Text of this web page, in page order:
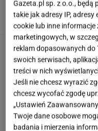
Gazeta.pl sp. z o.o., będą
takie jak adresy IP,
cookie lub inne
marketingowych, w
reklam dopasowanych do
swoich serwisach,
treści w nich
Jeśli nie chcesz wyrazić
chcesz wycofać zgodę
„Ustawień
Twoje dane osobowe
badania i mierzenia